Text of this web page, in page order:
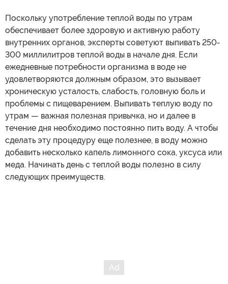
Поскольку употребление теплой воды по утрам
обеспечивает более здоровую и активную работу
внутренних органов, эксперты советуют выпивать 250-
300 миллилитров теплой воды в начале дня. Если
ежедневные потребности организма в воде не
удовлетворяются должным образом, это вызывает
хроническую усталость, слабость, головную боль и
проблемы с пищеварением. Выпивать теплую воду по
утрам — важная полезная привычка, но и далее в
течение дня необходимо постоянно пить воду. А чтобы
сделать эту процедуру еще полезнее, в воду можно
добавить несколько капель лимонного сока, уксуса или
меда. Начинать день с теплой воды полезно в силу
следующих преимуществ.